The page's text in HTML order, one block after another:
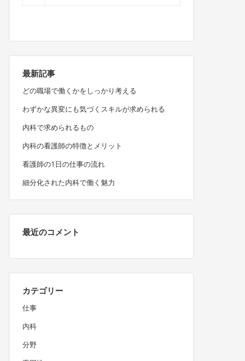
最新記事
どの職場で働くかをしっかり考える
わずかな異変にも気づくスキルが求められる
内科で求められるもの
内科の看護師の特徴とメリット
看護師の1日の仕事の流れ
細分化された内科で働く魅力
最近のコメント
カテゴリー
仕事
内科
分野